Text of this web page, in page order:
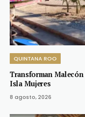
QUINTANA ROO
Transforman
Isla Mujeres
8 agosto, 2026